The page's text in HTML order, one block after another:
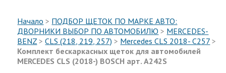
Начало > ПОДБОР ЩЕТОК ПО МАРКЕ АВТО:
ДВОРНИКИ ВЫБОР ПО АВТОМОБИЛЮ > MERCEDES-
BENZ >CLS (218, 219, 257) > Mercedes CLS 2018- C257 >
Комплект бескаркасных щеток для автомобилей
MERCEDES CLS (2018-) BOSCH арт. A242S